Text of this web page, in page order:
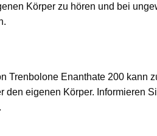
Körper zu hören und bei
Trenbolone Enanthate 200 kann
den eigenen Körper. Informieren